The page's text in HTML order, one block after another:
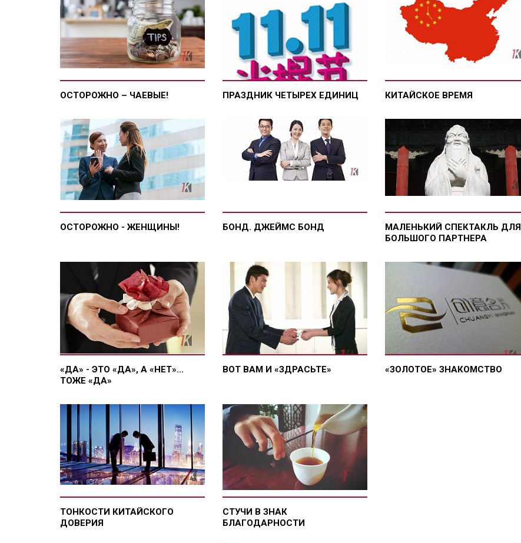
ОСТОРОЖНО – ЧАЕВЫЕ! ПРАЗДНИК ЧЕТЫРЕХ ЕДИНИЦ КИТАЙСКОЕ ВРЕМЯ
ОСТОРОЖНО - ЖЕНЩИНЫ! БОНД. ДЖЕЙМС БОНД
МАЛЕНЬКИЙ СПЕКТАКЛЬ ДЛЯ
БОЛЬШОГО ПАРТНЕРА
«ДА» - ЭТО «ДА», А «НЕТ»…
ТОЖЕ «ДА»
ВОТ ВАМ И «ЗДРАСЬТЕ» «ЗОЛОТОЕ» ЗНАКОМСТВО
ТОНКОСТИ КИТАЙСКОГО
ДОВЕРИЯ
СТУЧИ В ЗНАК
БЛАГОДАРНОСТИ